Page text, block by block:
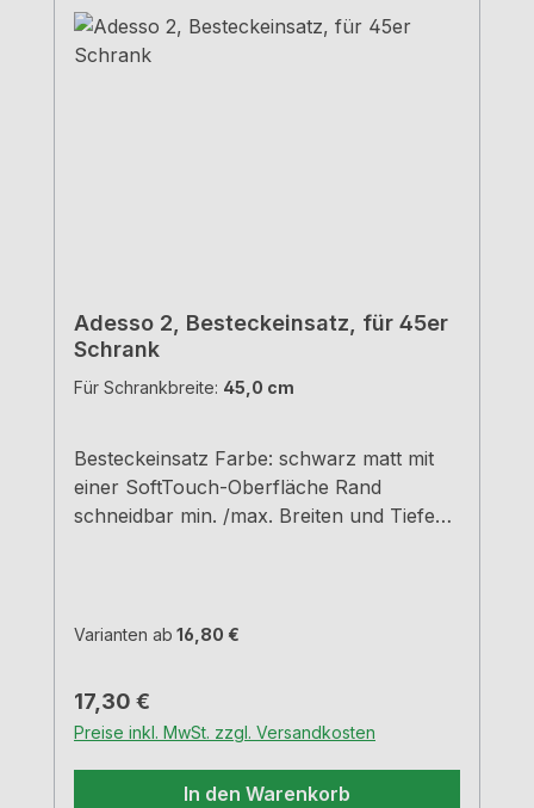
Adesso 2, Besteckeinsatz, für 45er
Schrank
Für Schrankbreite: 45,0 cm
Besteckeinsatz Farbe: schwarz matt mit
einer SoftTouch-Oberfläche Rand
schneidbar min. /max. Breiten und Tiefen
Varianten ab 16,80 €
Regulärer Preis:
17,30 €
Preise inkl. MwSt. zzgl. Versandkosten
In den Warenkorb